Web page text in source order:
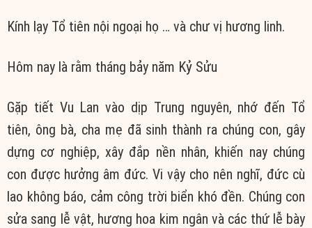
Kính lạy Tổ tiên nội ngoại họ … và chư vị hương linh.
Hôm nay là rằm tháng bảy năm Kỷ Sửu
Gặp tiết Vu Lan vào dịp Trung nguyên, nhớ đến Tổ
tiên, ông bà, cha mẹ đã sinh thành ra chúng con, gây
dựng cơ nghiệp, xây đắp nền nhân, khiến nay chúng
con được hưởng âm đức. Vi vậy cho nên nghĩ, đức cù
lao không báo, cảm công trời biển khó đền. Chúng con
sửa sang lễ vật, hương hoa kim ngân và các thứ lễ bày